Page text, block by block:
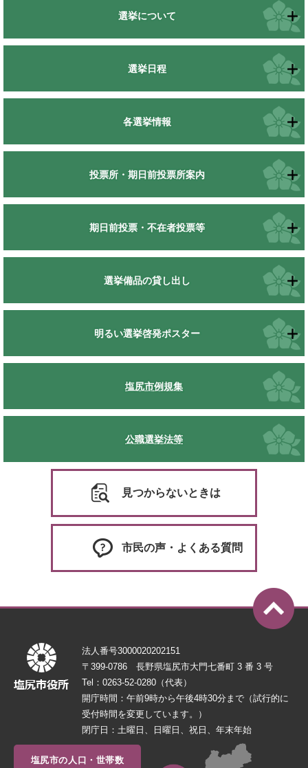
選挙について
選挙日程
各選挙情報
投票所・期日前投票所案内
期日前投票・不在者投票等
選挙備品の貸し出し
明るい選挙啓発ポスター
塩尻市例規集
公職選挙法等
見つからないときは
市民の声・よくある質問
法人番号3000020202151
〒399-0786 長野県塩尻市大門七番町 3 番 3 号
Tel：0263-52-0280（代表）
開庁時間：午前9時から午後4時30分まで（試行的に
受付時間を変更しています。）
閉庁日：土曜日、日曜日、祝日、年末年始
塩尻市の人口・世帯数